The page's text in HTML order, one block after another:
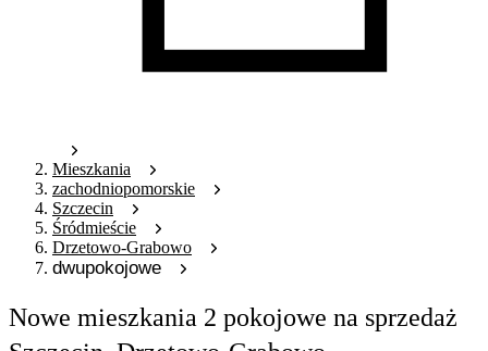
Mieszkania
zachodniopomorskie
Szczecin
Śródmieście
Drzetowo-Grabowo
dwupokojowe
Nowe mieszkania 2 pokojowe na sprzedaż